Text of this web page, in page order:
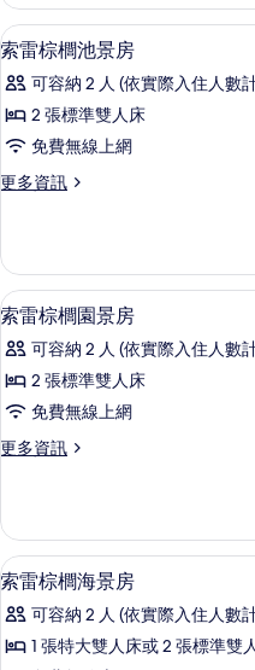
相
片
景
(Solea
Palm)
的
詳
顯
示
索
雷
櫚
景
房
的
所
有
相
片
8
索雷棕櫚池景房
可容納 2 人 (依實際入住人數
2 張標準雙人床
免費無線上網
更多資訊
更
棕
櫚
池
景
房
的
情
顯
示
索
雷
櫚
景
房
的
所
有
6
索雷棕櫚園景房
可容納 2 人 (依實際入住人數
2 張標準雙人床
免費無線上網
更多資訊
更
棕
櫚
園
景
房
的
顯
示
索
6
索雷棕櫚海景房
可容納 2 人 (依實際入住人數
1 張特大雙人床或 2 張標準雙